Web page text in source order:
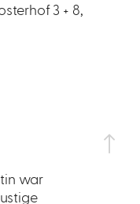
3 + 8,
war